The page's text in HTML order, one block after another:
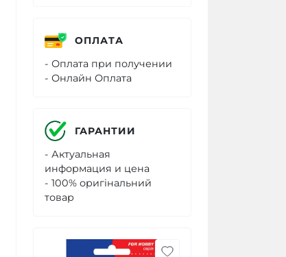
ОПЛАТА
- Оплата при получении
- Онлайн Оплата
ГАРАНТИИ
- Актуальная
информация и цена
- 100% оригінальний
товар